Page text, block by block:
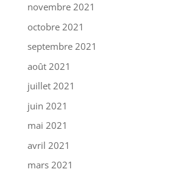
novembre 2021
octobre 2021
septembre 2021
août 2021
juillet 2021
juin 2021
mai 2021
avril 2021
mars 2021